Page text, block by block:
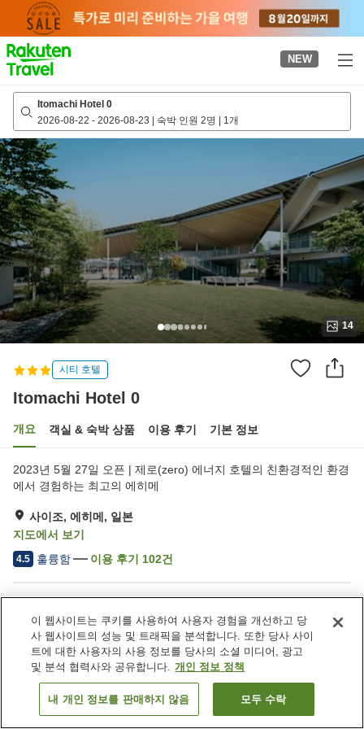
page
NEW
Itomachi Hotel 0
2026-08-22 - 2026-08-23 | 숙박 인원 2명 | 1개
14
시티 호텔
Itomachi Hotel 0
개요 객실 & 숙박 상품 이용 후기 기본 정보
2023년 5월 27일 오픈 | 제로(zero) 에너지 호텔의 친환경적인 환경
에서 경험하는 최고의 에히메
사이조, 에히메, 일본
지도에서 보기
4.5 훌륭함 이용 후기 102건
라운지
바
자동판매기
회의실
객실 보기
이 웹사이트는 쿠키를 사용하여 사용자 경험을 개선하고 당
사 웹사이트의 성능 및 트래픽을 분석합니다. 또한 당사 사이
트에 대한 사용자의 사용 정보를 당사의 소셜 미디어, 광고
및 분석 협력사와 공유합니다. 개인 정보 정책
내 개인 정보를 판매하지 않음 모두 수락